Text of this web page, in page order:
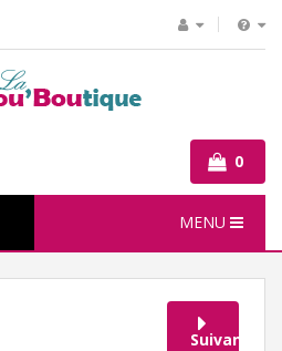
0
MENU
Suivant